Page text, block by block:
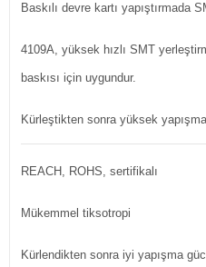
Baskılı devre kartı yapıştırmada
4109A, yüksek hızlı SMT
baskısı için uygundur.
Kürleştikten sonra yüksek
REACH, ROHS, sertifikalı
Mükemmel tiksotropi
Kürlendikten sonra iyi yapışma